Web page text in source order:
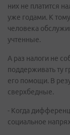
них не платится
уже годами. К
человека
учтенные.
А раз налоги не
поддерживать ту
его помощи. В
сверхбедные.
- Когда
социальное